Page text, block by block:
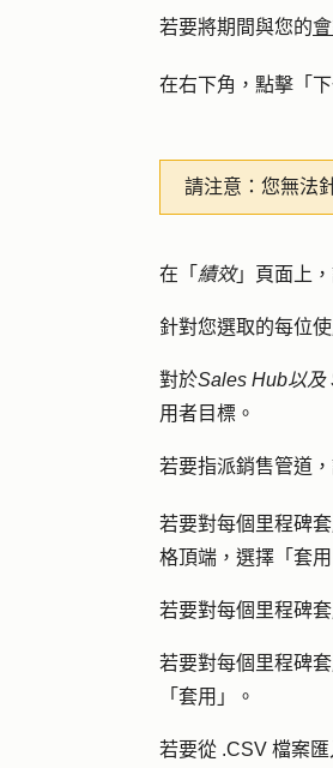
若要將期間與您的
在右下角，點擊「
請注意： 您無法
在「 績效」頁面上
針對您選取的每位
對於Sales Hub以及
用者目標。
若要指派銷售管道
若要對每個里程碑
格頂端，選擇 「套
若要對每個里程碑
若要對每個里程碑
「 套用 」。
若要從 .CSV 檔案